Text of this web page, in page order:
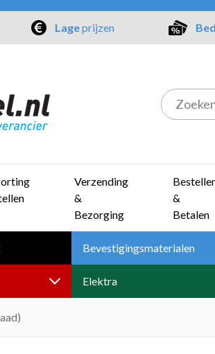
Lageprijzen
Verzending
&
Bezorging
&
Betalen
Bevestigingsmaterialen
Elektra